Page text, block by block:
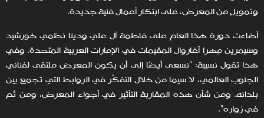
وتمويلٍ من المعرض، على ابتكار أعمال فنية جديدة.
أضاءت دورة هذا العام على فاطمة آل علي ودينا نظمي خورشيد
وسيمرين مِهرا أغاروال المقيمات في الإمارات العربية المتحدة. وفي
هذا تقول نسيبة: "نسعى أيضًا إلى أن يكون المعرض ملتقى لفناني
الجنوب العالمي، لا سيما من خلال التفكّر في الروابط التي تجمع بين
بلدانه. ومن شأن هذه المقاربة التأثير في أجواء المعرض، ومن ثم
في زواره".